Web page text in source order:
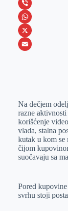
c
e
b
o
e
s
s
e
L
i
n
k
V
i
b
W
h
p
p
X
l
Na dečjem
razne
korišćenje
vlada, stalna
kutak u kom se
čijom
suočavaju sa
Pored
svrhu stoji